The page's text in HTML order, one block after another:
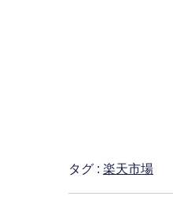
タグ : 楽天市場